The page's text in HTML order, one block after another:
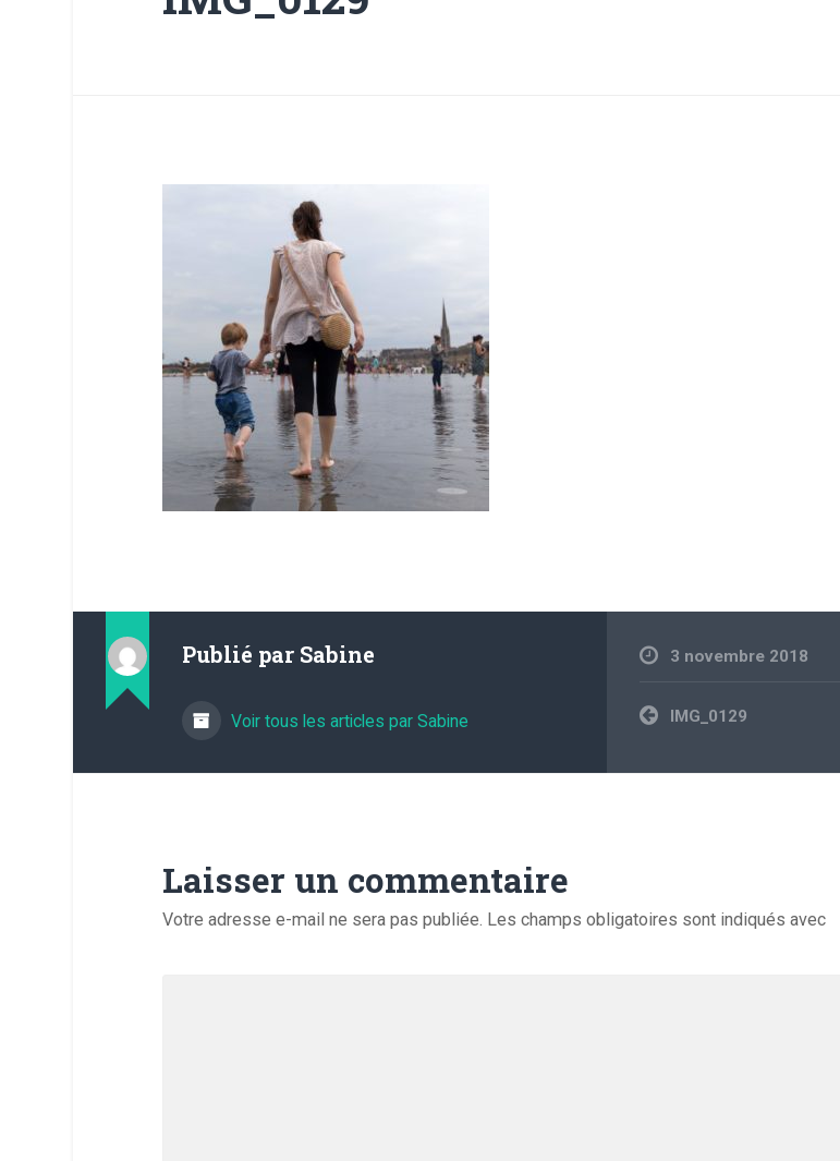
Publié par Sabine
Voir tous les articles par Sabine
3 novembre 2018
Navigation
de
IMG_0129
Laisser un commentaire
Votre adresse e-mail ne sera pas publiée. Les champs obligatoires sont indiqués avec